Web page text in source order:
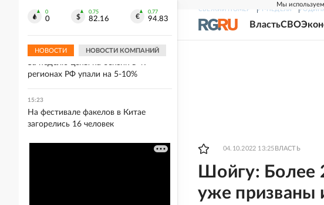
Мы
СВЕЖИЙ НОМЕР РГ-НЕДЕЛЯ
ВластьСВО
04.10.2022 13:25 ВЛАСТЬ
Шойгу: Более
уже призваны
0
0
0.75
82.16
0.77
94.83
НОВОСТИ НОВОСТИ КОМПАНИЙ
отлетело в легковушку, один человек
15:47
За неделю цены на бензин в 49
регионах РФ упали на 5-10%
15:23
На фестивале факелов в Китае
загорелись 16 человек